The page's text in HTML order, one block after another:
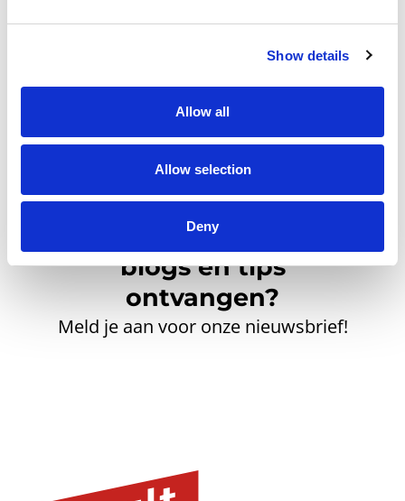
Show details
Allow all
Allow selection
Deny
account aan te maken.
Inspirerend nieuws,
blogs en tips
ontvangen?
Meld je aan voor onze nieuwsbrief!